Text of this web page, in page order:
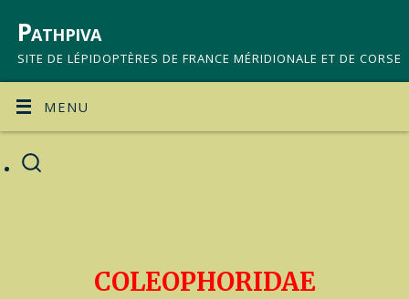
Pathpiva
SITE DE LÉPIDOPTÈRES DE FRANCE MÉRIDIONALE ET DE CORSE
MENU
COLEOPHORIDAE